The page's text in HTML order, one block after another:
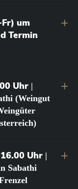
um
Termin
Uhr |
(Weingut
Uhr |
Sabathi